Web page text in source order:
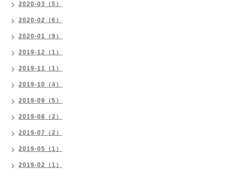
2020-03（5）
2020-02（6）
2020-01（9）
2019-12（1）
2019-11（1）
2019-10（4）
2019-09（5）
2019-08（2）
2019-07（2）
2019-05（1）
2019-02（1）